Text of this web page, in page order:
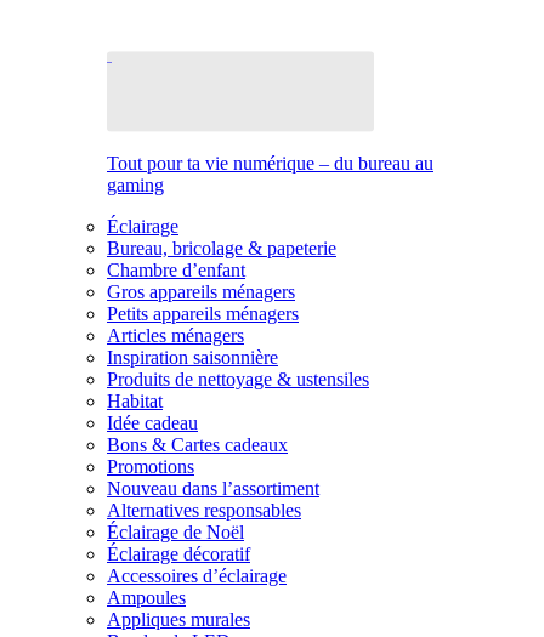
Tout pour ta vie numérique – du bureau au
gaming
Éclairage
Bureau, bricolage & papeterie
Chambre d’enfant
Gros appareils ménagers
Petits appareils ménagers
Articles ménagers
Inspiration saisonnière
Produits de nettoyage & ustensiles
Habitat
Idée cadeau
Bons & Cartes cadeaux
Promotions
Nouveau dans l’assortiment
Alternatives responsables
Éclairage de Noël
Éclairage décoratif
Accessoires d’éclairage
Ampoules
Appliques murales